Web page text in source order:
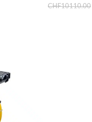
CHF10110.00